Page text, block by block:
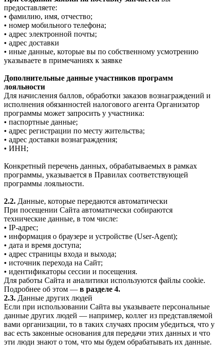
предоставляете:
• фамилию, имя, отчество;
• номер мобильного телефона;
• адрес электронной почты;
• адрес доставки
• иные данные, которые вы по собственному усмотрению
указываете в примечаниях к заявке
Дополнительные данные участников программ
лояльности
Для начисления баллов, обработки заказов вознаграждений и
исполнения обязанностей налогового агента Организатор
программы может запросить у участника:
• паспортные данные;
• адрес регистрации по месту жительства;
• адрес доставки вознаграждения;
• ИНН;
Конкретный перечень данных, обрабатываемых в рамках
программы, указывается в Правилах соответствующей
программы лояльности.
2.2. Данные, которые передаются автоматически
При посещении Сайта автоматически собираются
технические данные, в том числе:
• IP-адрес;
• информация о браузере и устройстве (User-Agent);
• дата и время доступа;
• адрес страницы входа и выхода;
• источник перехода на Сайт;
• идентификаторы сессии и посещения.
Для работы Сайта и аналитики используются файлы cookie.
Подробнее об этом — в разделе 4.
2.3. Данные других людей
Если при использовании Сайта вы указываете персональные
данные других людей — например, коллег из представляемой
вами организации, то в таких случаях просим убедиться, что у
вас есть законные основания для передачи этих данных и что
эти люди знают о том, что мы будем обрабатывать их данные.